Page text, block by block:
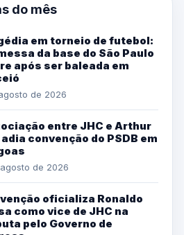
do mês
em torneio de futebol:
da base do São Paulo
após ser baleada em
de 2026
entre JHC e Arthur
convenção do PSDB em
de 2026
oficializa Ronaldo
como vice de JHC na
pelo Governo de